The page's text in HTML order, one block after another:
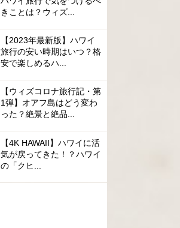
きことは？ウィズ...
【2023年最新版】ハワイ
旅行の安い時期はいつ？格
安で楽しめるハ...
【ウィズコロナ旅行記・第
1弾】オアフ島はどう変わ
った？絶景と絶品...
【4K HAWAII】ハワイに活
気が戻ってきた！？ハワイ
の「クヒ...